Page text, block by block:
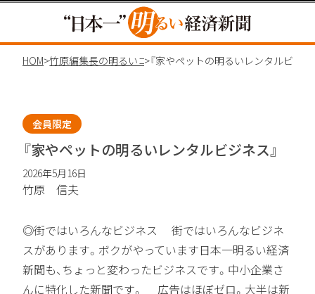
HOME
>竹原編集長の明るいコラム
>『家やペットの明るいレンタルビジネ
会員限定
『家やペットの明るいレンタルビジネス』
竹原 信夫
2026年5月16日
◎街ではいろんなビジネス 街ではいろんなビジネ
スがあります。ボクがやっています日本一明るい経済
新聞も、ちょっと変わったビジネスです。中小企業さ
んに特化した新聞です。 広告はほぼゼロ。大半は新